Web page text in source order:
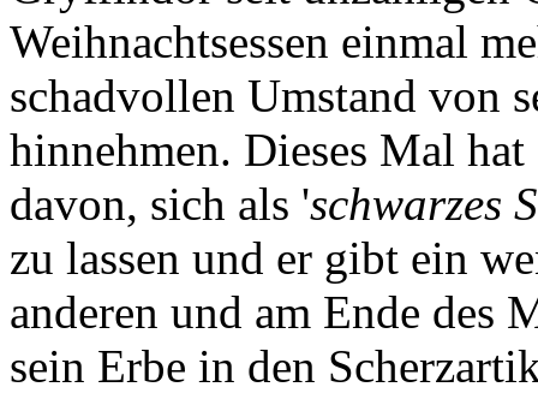
Weihnachtsessen einmal
schadvollen Umstand von
hinnehmen. Dieses Mal
davon, sich als 'schwarzes
zu lassen und er gibt ein
anderen und am Ende des
sein Erbe in den